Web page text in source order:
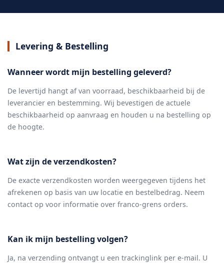
Levering & Bestelling
Wanneer wordt mijn bestelling geleverd?
De levertijd hangt af van voorraad, beschikbaarheid bij de
leverancier en bestemming. Wij bevestigen de actuele
beschikbaarheid op aanvraag en houden u na bestelling op
de hoogte.
Wat zijn de verzendkosten?
De exacte verzendkosten worden weergegeven tijdens het
afrekenen op basis van uw locatie en bestelbedrag. Neem
contact op voor informatie over franco-grens orders.
Kan ik mijn bestelling volgen?
Ja, na verzending ontvangt u een trackinglink per e-mail. U